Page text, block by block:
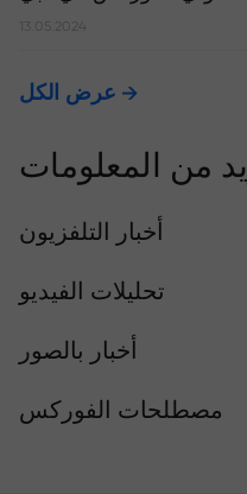
13.05.2024
عرض الكل
من المعلومات
أخبار التلفزيون
تحليلات الفيديو
أخبار بالصور
مصطلحات الفوركس